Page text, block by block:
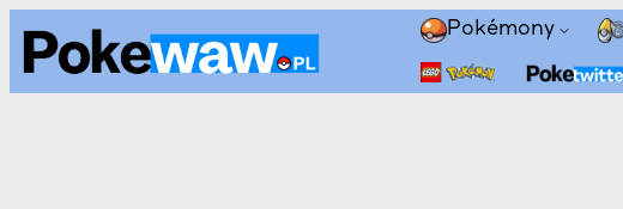
Przejdź
do
treści
Pokémony